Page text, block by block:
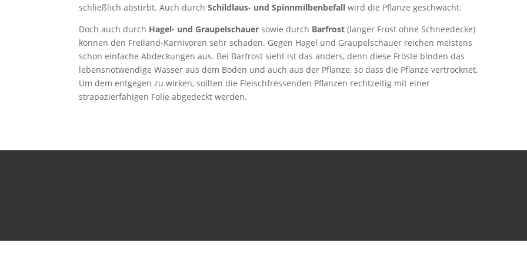
schließlich abstirbt. Auch durchSchildlaus- und Spinnmilbenbefall wird die Pflanze geschwächt.
Doch auch durch Hagel- und Graupelschauer sowie durch Barfrost (langer Frost ohne Schneedecke)
können den Freiland-Karnivoren sehr schaden. Gegen Hagel und Graupelschauer reichen meistens
schon einfache Abdeckungen aus. Bei Barfrost sieht ist das anders, denn diese Fröste binden das
lebensnotwendige Wasser aus dem Boden und auch aus der Pflanze, so dass die Pflanze vertrocknet.
Um dem entgegen zu wirken, sollten die Fleischfressenden Pflanzen rechtzeitig mit einer
strapazierfähigen Folie abgedeckt werden.